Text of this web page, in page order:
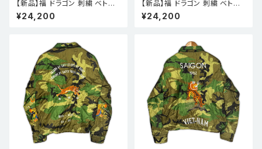
【新品】福 ドラゴン 刺繍 ベトナ
ムスーベニア キルティングジャ
ケット ベトジャン ウッドランドカ
¥24,200
【新品】福 ドラゴン 刺繍 ベトナ
ムスーベニア キルティングジャ
ケット ベトジャン ウッドランドカ
¥24,200